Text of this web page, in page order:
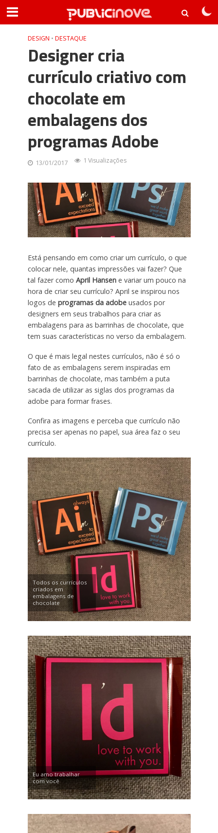
DESIGN • DESTAQUE
Designer cria
currículo criativo com
chocolate em
embalagens dos
programas Adobe
13/01/2017 1 Visualizações
Está pensando em como criar um currículo, o que
colocar nele, quantas impressões vai fazer? Que
tal fazer como April Hansene variar um pouco na
hora de criar seu currículo? April se inspirou nos
logos de programas da adobeusados por
designers em seus trabalhos para criar as
embalagens para as barrinhas de chocolate, que
tem suas características no verso da embalagem.
O que é mais legal nestes currículos, não é só o
fato de as embalagens serem inspiradas em
barrinhas de chocolate, mas também a puta
sacada de utilizar as siglas dos programas da
adobe para formar frases.
Confira as imagens e perceba que currículo não
precisa ser apenas no papel, sua área faz o seu
currículo.
Todos os currículos
criados em
embalagens de
chocolate
Eu amo trabalhar
com você